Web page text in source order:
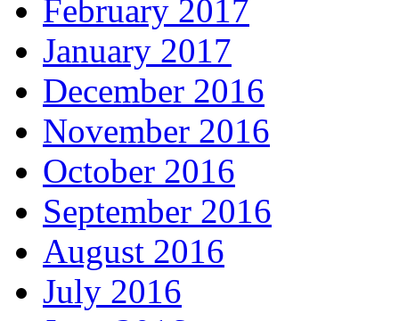
February 2017
January 2017
December 2016
November 2016
October 2016
September 2016
August 2016
July 2016